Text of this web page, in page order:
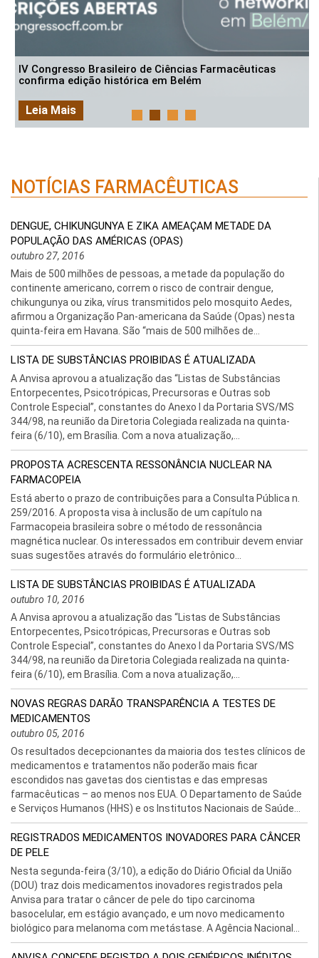
IV Congresso Brasileiro de Ciências Farmacêuticas
confirma edição histórica em Belém
Leia Mais
NOTÍCIAS FARMACÊUTICAS
DENGUE, CHIKUNGUNYA E ZIKA AMEAÇAM METADE DA
POPULAÇÃO DAS AMÉRICAS (OPAS)
outubro 27, 2016
Mais de 500 milhões de pessoas, a metade da população do
continente americano, correm o risco de contrair dengue,
chikungunya ou zika, vírus transmitidos pelo mosquito Aedes,
afirmou a Organização Pan-americana da Saúde (Opas) nesta
quinta-feira em Havana. São “mais de 500 milhões de...
LISTA DE SUBSTÂNCIAS PROIBIDAS É ATUALIZADA
A Anvisa aprovou a atualização das “Listas de Substâncias
Entorpecentes, Psicotrópicas, Precursoras e Outras sob
Controle Especial”, constantes do Anexo I da Portaria SVS/MS
344/98, na reunião da Diretoria Colegiada realizada na quinta-
feira (6/10), em Brasília. Com a nova atualização,...
PROPOSTA ACRESCENTA RESSONÂNCIA NUCLEAR NA
FARMACOPEIA
Está aberto o prazo de contribuições para a Consulta Pública n.
259/2016. A proposta visa à inclusão de um capítulo na
Farmacopeia brasileira sobre o método de ressonância
magnética nuclear. Os interessados em contribuir devem enviar
suas sugestões através do formulário eletrônico...
LISTA DE SUBSTÂNCIAS PROIBIDAS É ATUALIZADA
outubro 10, 2016
A Anvisa aprovou a atualização das “Listas de Substâncias
Entorpecentes, Psicotrópicas, Precursoras e Outras sob
Controle Especial”, constantes do Anexo I da Portaria SVS/MS
344/98, na reunião da Diretoria Colegiada realizada na quinta-
feira (6/10), em Brasília. Com a nova atualização,...
NOVAS REGRAS DARÃO TRANSPARÊNCIA A TESTES DE
MEDICAMENTOS
outubro 05, 2016
Os resultados decepcionantes da maioria dos testes clínicos de
medicamentos e tratamentos não poderão mais ficar
escondidos nas gavetas dos cientistas e das empresas
farmacêuticas – ao menos nos EUA. O Departamento de Saúde
e Serviços Humanos (HHS) e os Institutos Nacionais de Saúde...
REGISTRADOS MEDICAMENTOS INOVADORES PARA CÂNCER
DE PELE
Nesta segunda-feira (3/10), a edição do Diário Oficial da União
(DOU) traz dois medicamentos inovadores registrados pela
Anvisa para tratar o câncer de pele do tipo carcinoma
basocelular, em estágio avançado, e um novo medicamento
biológico para melanoma com metástase. A Agência Nacional...